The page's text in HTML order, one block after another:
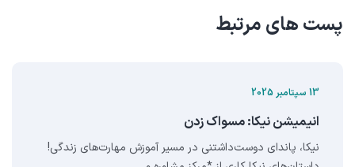
پست های مرتبط
13 سپتامبر 2025
انيميشن نيکا: مسواک زدن
نیکا، پاندای دوست‌داشتنی در مسیر آموزش مهارت‌های زندگی!